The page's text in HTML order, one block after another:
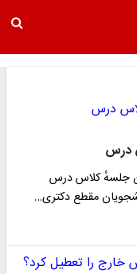
درس
۰۴-۱۴۰۳، نخستین جلسهٔ کلاس درس
مقطع دکتری…